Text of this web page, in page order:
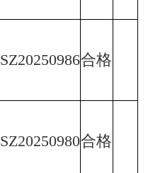
SZ20250986合格
SZ20250980合格